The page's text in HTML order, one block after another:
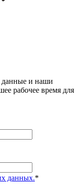
данные и наши
рабочее время для
данных.*